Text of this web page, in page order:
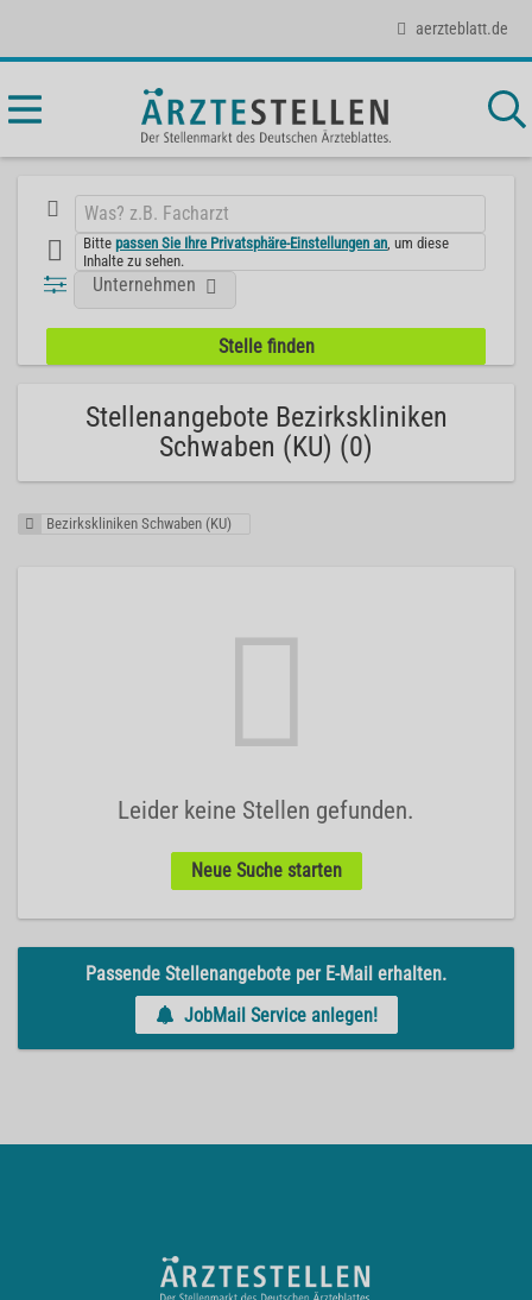
aerzteblatt.de
Bittepassen Sie Ihre Privatsphäre-Einstellungen an , um diese
Inhalte zu sehen.
Unternehmen
Stellenangebote Bezirkskliniken
Schwaben (KU) (0)
Bezirkskliniken Schwaben (KU)
Leider keine Stellen gefunden.
Neue Suche starten
Passende Stellenangebote per E-Mail erhalten.
JobMail Service anlegen!